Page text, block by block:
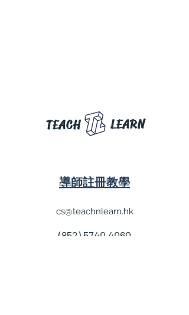
LEARN
TEACH
導師註冊教學
cs@teachnlearn.hk
(852) 5740 4060